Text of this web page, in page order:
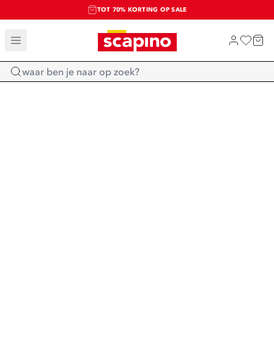
TOT 70% KORTING OP SALE
SALE: LAATSTE KANS!
SHOP NIEUW
Home